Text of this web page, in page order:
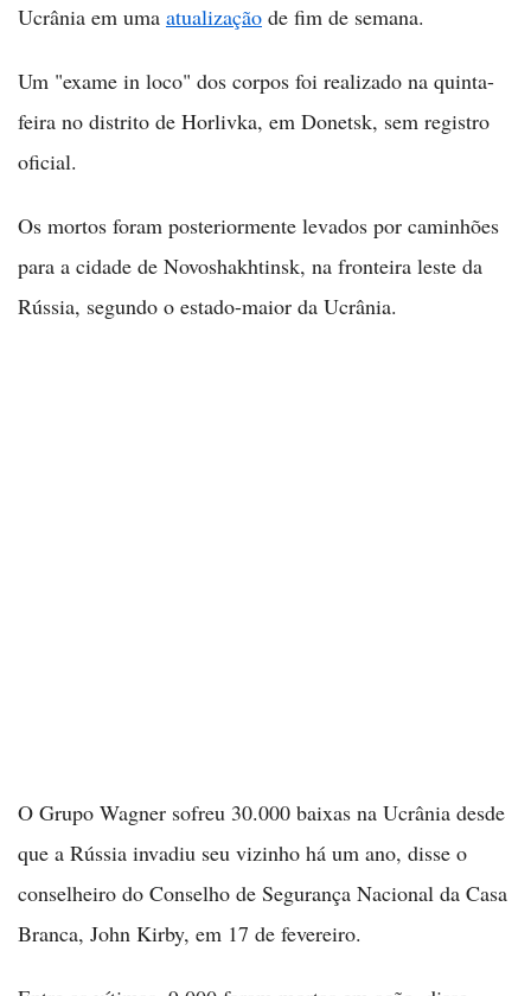
Ucrânia em uma atualização de fim de semana.
Um "exame in loco" dos corpos foi realizado na quinta-
feira no distrito de Horlivka, em Donetsk, sem registro
oficial.
Os mortos foram posteriormente levados por caminhões
para a cidade de Novoshakhtinsk, na fronteira leste da
Rússia, segundo o estado-maior da Ucrânia.
O Grupo Wagner sofreu 30.000 baixas na Ucrânia desde
que a Rússia invadiu seu vizinho há um ano, disse o
conselheiro do Conselho de Segurança Nacional da Casa
Branca, John Kirby, em 17 de fevereiro.